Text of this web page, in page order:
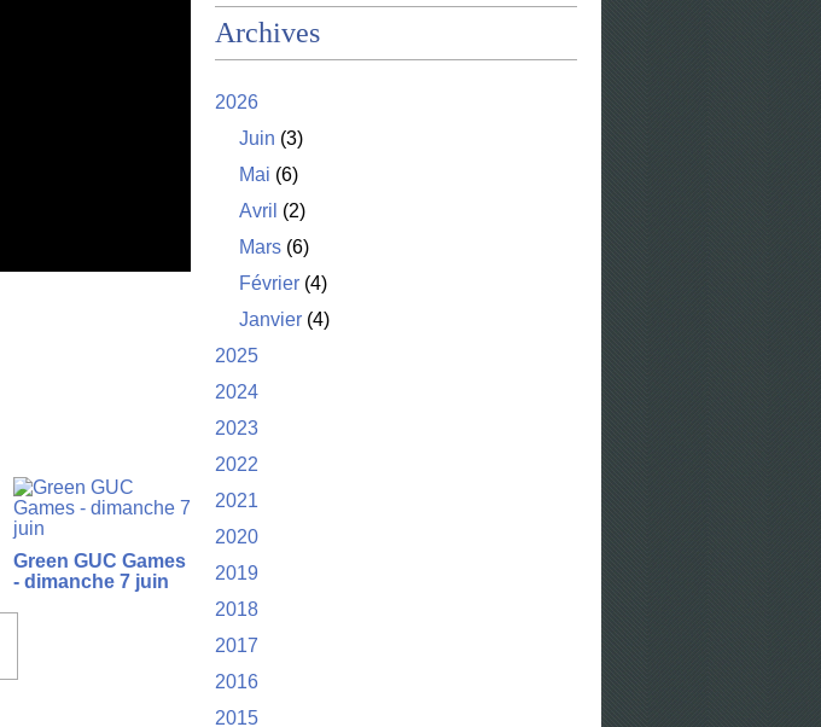
Green GUC Games
- dimanche 7 juin
Archives
2026
Juin (3)
Mai (6)
Avril (2)
Mars (6)
Février (4)
Janvier (4)
2025
2024
2023
2022
2021
2020
2019
2018
2017
2016
2015